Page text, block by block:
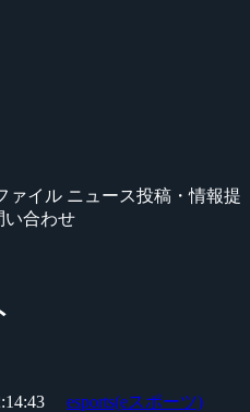
ァイル ニュース投稿・情報提
い合わせ
esports(eスポーツ)